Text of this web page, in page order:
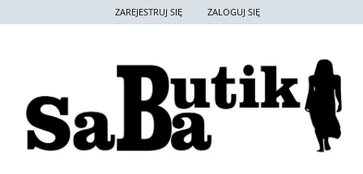
ZAREJESTRUJ SIĘ ZALOGUJ SIĘ